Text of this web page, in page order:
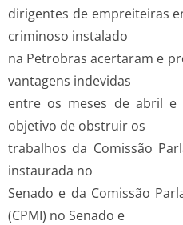
dirigentes de empreiteiras
criminoso instalado
na Petrobras acertaram e
vantagens indevidas
entre os meses de abril e
objetivo de obstruir os
trabalhos da Comissão
instaurada no
Senado e da Comissão
(CPMI) no Senado e